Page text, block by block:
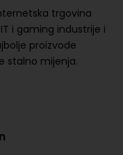
koža
Aluminijska
Aluminijska
trgovina
i gaming industrije i
proizvode
stalno mijenja.